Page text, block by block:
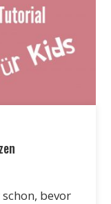
bevor